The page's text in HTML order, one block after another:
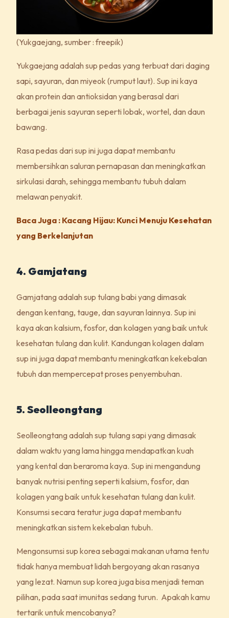
(Yukgaejang, sumber : freepik)
Yukgaejang adalah sup pedas yang terbuat dari daging
sapi, sayuran, dan miyeok (rumput laut). Sup ini kaya
akan protein dan antioksidan yang berasal dari
berbagai jenis sayuran seperti lobak, wortel, dan daun
bawang.
Rasa pedas dari sup ini juga dapat membantu
membersihkan saluran pernapasan dan meningkatkan
sirkulasi darah, sehingga membantu tubuh dalam
melawan penyakit.
Baca Juga : Kacang Hijau: Kunci Menuju Kesehatan
yang Berkelanjutan
4. Gamjatang
Gamjatang adalah sup tulang babi yang dimasak
dengan kentang, tauge, dan sayuran lainnya. Sup ini
kaya akan kalsium, fosfor, dan kolagen yang baik untuk
kesehatan tulang dan kulit. Kandungan kolagen dalam
sup ini juga dapat membantu meningkatkan kekebalan
tubuh dan mempercepat proses penyembuhan.
5. Seolleongtang
Seolleongtang adalah sup tulang sapi yang dimasak
dalam waktu yang lama hingga mendapatkan kuah
yang kental dan beraroma kaya. Sup ini mengandung
banyak nutrisi penting seperti kalsium, fosfor, dan
kolagen yang baik untuk kesehatan tulang dan kulit.
Konsumsi secara teratur juga dapat membantu
meningkatkan sistem kekebalan tubuh.
Mengonsumsi sup korea sebagai makanan utama tentu
tidak hanya membuat lidah bergoyang akan rasanya
yang lezat. Namun sup korea juga bisa menjadi teman
pilihan, pada saat imunitas sedang turun. Apakah kamu
tertarik untuk mencobanya?